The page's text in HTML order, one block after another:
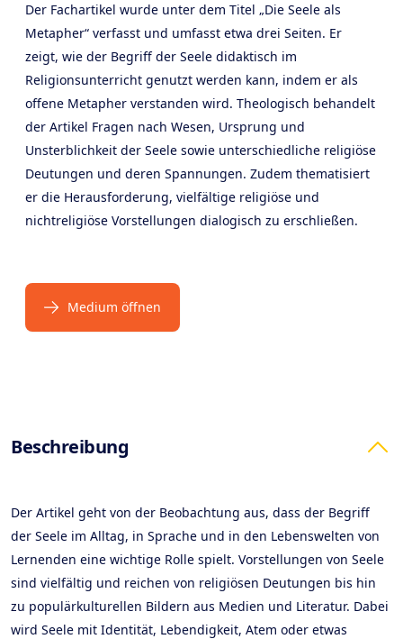
Der Fachartikel wurde unter dem Titel „Die Seele als
Metapher“ verfasst und umfasst etwa drei Seiten. Er
zeigt, wie der Begriff der Seele didaktisch im
Religionsunterricht genutzt werden kann, indem er als
offene Metapher verstanden wird. Theologisch behandelt
der Artikel Fragen nach Wesen, Ursprung und
Unsterblichkeit der Seele sowie unterschiedliche religiöse
Deutungen und deren Spannungen. Zudem thematisiert
er die Herausforderung, vielfältige religiöse und
nichtreligiöse Vorstellungen dialogisch zu erschließen.
Medium öffnen
Products
Beschreibung
Der Artikel geht von der Beobachtung aus, dass der Begriff
der Seele im Alltag, in Sprache und in den Lebenswelten von
Lernenden eine wichtige Rolle spielt. Vorstellungen von Seele
sind vielfältig und reichen von religiösen Deutungen bis hin
zu populärkulturellen Bildern aus Medien und Literatur. Dabei
wird Seele mit Identität, Lebendigkeit, Atem oder etwas